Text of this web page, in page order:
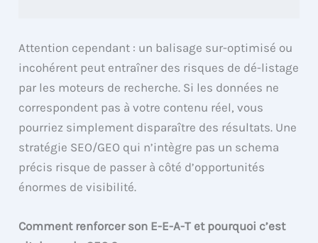
Attention cependant : un balisage sur-optimisé ou
incohérent peut entraîner des risques de dé-listage
par les moteurs de recherche. Si les données ne
correspondent pas à votre contenu réel, vous
pourriez simplement disparaître des résultats. Une
stratégie SEO/GEO qui n’intègre pas un schema
précis risque de passer à côté d’opportunités
énormes de visibilité.
Comment renforcer son E-E-A-T et pourquoi c’est